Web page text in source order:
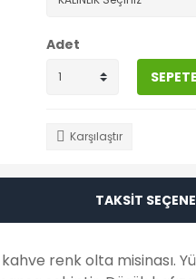
Adet
Karşılaştır
TAKSİT
renk olta misinası.